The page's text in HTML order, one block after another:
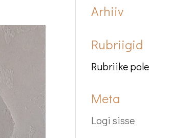
Arhiiv
Rubriigid
Rubriike pole
Meta
Logi sisse